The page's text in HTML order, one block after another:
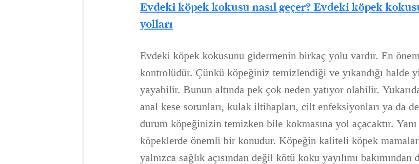
Evdeki köpek kokusu nasıl geçer? Evdeki köpek
yolları
Evdeki köpek kokusunu gidermenin birkaç yolu vardır. En
kontrolüdür. Çünkü köpeğiniz temizlendiği ve yıkandığı halde
yayabilir. Bunun altında pek çok neden yatıyor olabilir.
anal kese sorunları, kulak iltihapları, cilt enfeksiyonları ya da
durum köpeğinizin temizken bile kokmasına yol açacaktır. Yanı
köpeklerde önemli bir konudur. Köpeğin kaliteli köpek
yalnızca sağlık açısından değil kötü koku yayılımı bakımından